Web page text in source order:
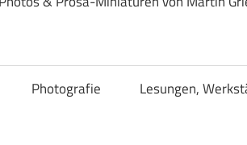
Photografie Lesungen,